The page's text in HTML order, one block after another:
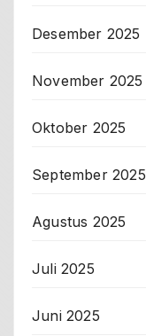
Desember 2025
November 2025
Oktober 2025
September 2025
Agustus 2025
Juli 2025
Juni 2025